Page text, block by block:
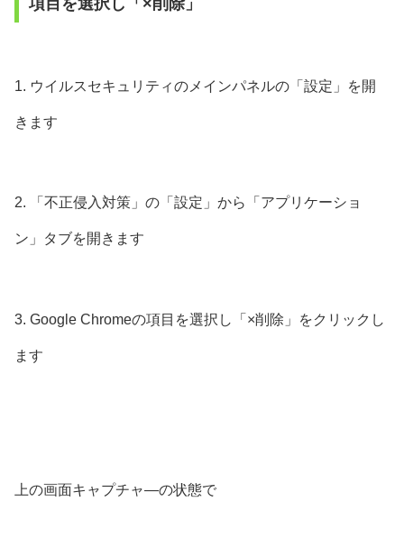
1. ウイルスセキュリティのメインパネルの「設定」を開
きます
2. 「不正侵入対策」の「設定」から「アプリケーショ
ン」タブを開きます
3. Google Chromeの項目を選択し「×削除」をクリックし
ます
上の画面キャプチャ―の状態で